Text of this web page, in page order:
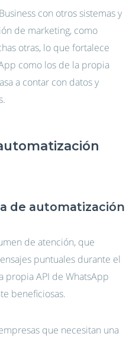
con otros sistemas y
de marketing, como
otras, lo que fortalece
como los de la propia
a contar con datos y
de automatización
de atención, que
puntuales durante el
propia API de WhatsApp
beneficiosas.
que necesitan una